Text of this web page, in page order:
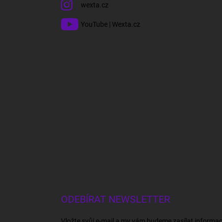
wexta.cz
YouTube | Wexta.cz
ODEBÍRAT NEWSLETTER